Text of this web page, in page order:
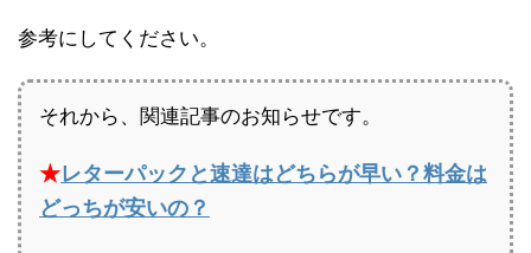
参考にしてください。
それから、関連記事のお知らせです。
★レターパックと速達はどちらが早い？料金は
どっちが安いの？